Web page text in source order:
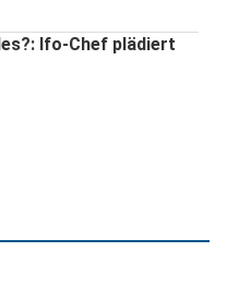
Ifo-Chef plädiert